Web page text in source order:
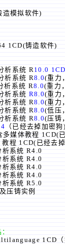
造模拟软件)
1CD(铸造软件)
析系统 R 10.0 1CD
析系统 R8.0(重力
析系统 R8.0(重力
析系统 R8.0(重力，
析系统 R8.0(重力
析系统 R8.0(低压
析系统 R8.0(压铸
（已经去掉加密狗)
媒体教程 1CD(
程 1CD(已经去
系统 R4.0
系统 R4.0
系统 R4.0
系统 R4.0
系统 R5.0
压铸实例
1CD（